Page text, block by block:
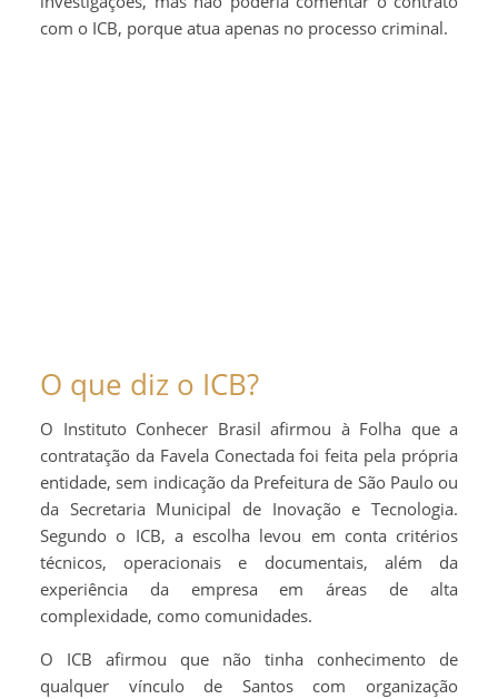
com o ICB, porque atua apenas no processo criminal.
O que diz o ICB?
O Instituto Conhecer Brasil afirmou à Folha que a
contratação da Favela Conectada foi feita pela própria
entidade, sem indicação da Prefeitura de São Paulo ou
da Secretaria Municipal de Inovação e Tecnologia.
Segundo o ICB, a escolha levou em conta critérios
técnicos, operacionais e documentais, além da
experiência da empresa em áreas de alta
complexidade, como comunidades.
O ICB afirmou que não tinha conhecimento de
qualquer vínculo de Santos com organização